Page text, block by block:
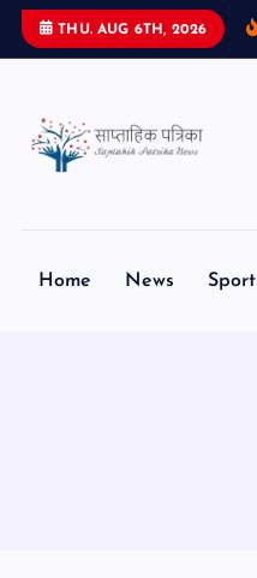
THU. AUG 6TH, 2026
Home News Sport